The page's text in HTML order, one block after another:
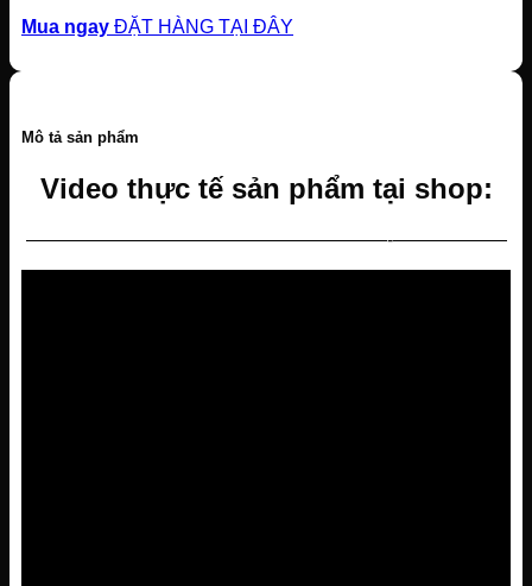
Mua ngay ĐẶT HÀNG TẠI ĐÂY
Mô tả sản phẩm
Video thực tế sản phẩm tại shop:
———————————————————-——————